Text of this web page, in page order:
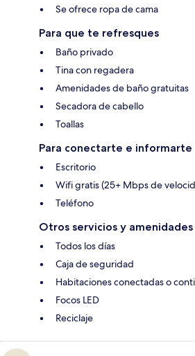
Se ofrece ropa de cama
Para que te refresques
Baño privado
Tina con regadera
Amenidades de baño gratuitas
Secadora de cabello
Toallas
Para conectarte e informarte
Escritorio
Wifi gratis (25+ Mbps de
Teléfono
Otros servicios y amenidades
Todos los días
Caja de seguridad
Habitaciones conectadas o
Focos LED
Reciclaje